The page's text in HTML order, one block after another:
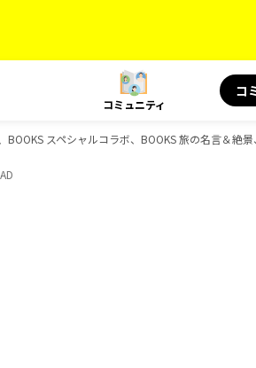
コミュニティ
コ
スペシャルコラボ、BOOKS 旅の名言＆絶景
AD